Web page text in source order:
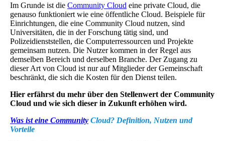
Im Grunde ist die Community Cloud eine private Cloud, die
genauso funktioniert wie eine öffentliche Cloud. Beispiele für
Einrichtungen, die eine Community Cloud nutzen, sind
Universitäten, die in der Forschung tätig sind, und
Polizeidienststellen, die Computerressourcen und Projekte
gemeinsam nutzen. Die Nutzer kommen in der Regel aus
demselben Bereich und derselben Branche. Der Zugang zu
dieser Art von Cloud ist nur auf Mitglieder der Gemeinschaft
beschränkt, die sich die Kosten für den Dienst teilen.
Hier erfährst du mehr über den Stellenwert der Community
Cloud und wie sich dieser in Zukunft erhöhen wird.
Was ist eine Community Cloud? Definition, Nutzen und
Vorteile